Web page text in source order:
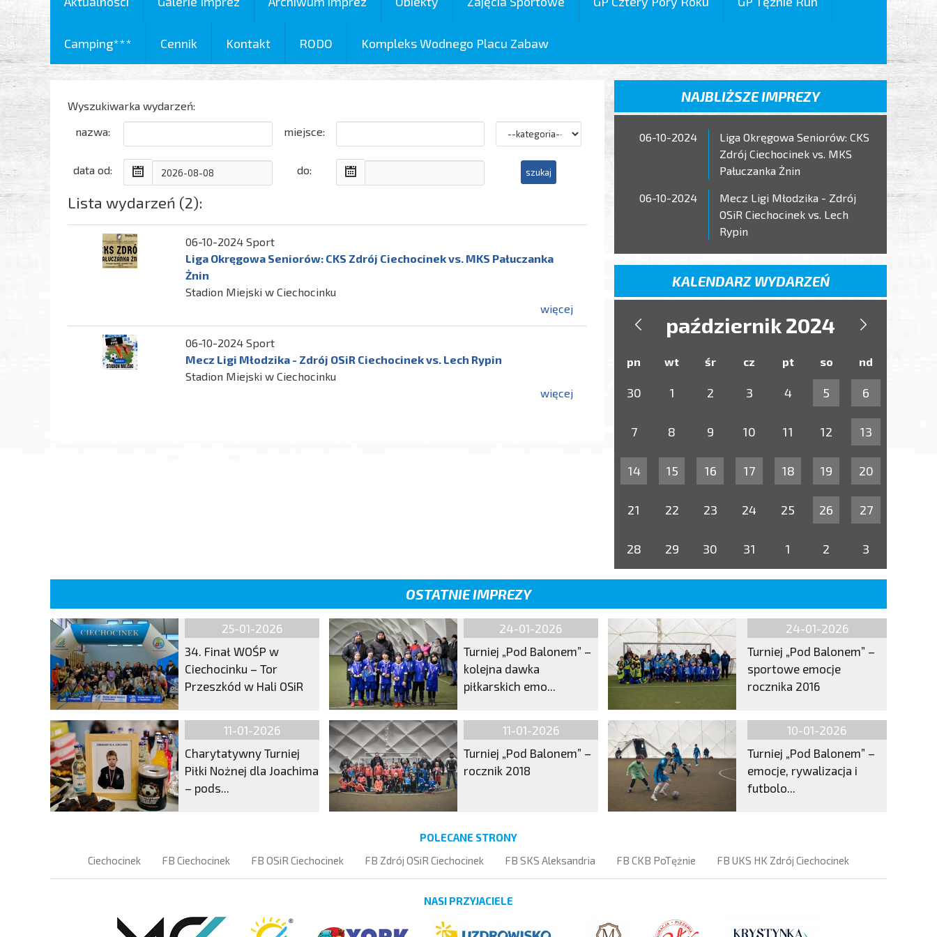
Camping*** Cennik Kontakt RODO Kompleks Wodnego Placu Zabaw
Wyszukiwarka wydarzeń:
nazwa:
miejsce:
data od: do:
Lista wydarzeń (2):
06-10-2024 Sport
Liga Okręgowa Seniorów: CKS Zdrój Ciechocinek vs. MKS Pałuczanka
Żnin
Stadion Miejski w Ciechocinku
więcej
06-10-2024 Sport
Mecz Ligi Młodzika - Zdrój OSiR Ciechocinek vs. Lech Rypin
Stadion Miejski w Ciechocinku
więcej
NAJBLIŻSZE IMPREZY
06-10-2024
Liga Okręgowa Seniorów: CKS
Zdrój Ciechocinek vs. MKS
Pałuczanka Żnin
06-10-2024
Mecz Ligi Młodzika - Zdrój
OSiR Ciechocinek vs. Lech
Rypin
KALENDARZ WYDARZEŃ
 październik 2024 
pn wt śr cz pt so nd
30 1 2 3 4 5 6
7 8 9 10 11 12 13
14 15 16 17 18 19 20
21 22 23 24 25 26 27
28 29 30 31 1 2 3
OSTATNIE IMPREZY
25-01-2026
34. Finał WOŚP w
Ciechocinku – Tor
Przeszkód w Hali OSiR
24-01-2026
Turniej „Pod Balonem” –
kolejna dawka
piłkarskich emo...
24-01-2026
Turniej „Pod Balonem” –
sportowe emocje
rocznika 2016
11-01-2026
Charytatywny Turniej
Piłki Nożnej dla Joachima
– pods...
11-01-2026
Turniej „Pod Balonem” –
rocznik 2018
10-01-2026
Turniej „Pod Balonem” –
emocje, rywalizacja i
futbolo...
POLECANE STRONY
Ciechocinek
FB Ciechocinek FB OSiR Ciechocinek FB Zdrój OSiR Ciechocinek FB SKS Aleksandria FB CKB PoTężnie FB UKS HK Zdrój Ciechocinek
NASI PRZYJACIELE